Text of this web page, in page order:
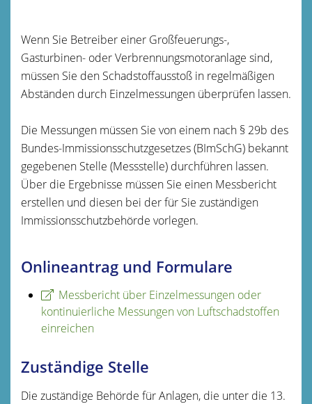
Wenn Sie Betreiber einer Großfeuerungs-,
Gasturbinen- oder Verbrennungsmotoranlage sind,
müssen Sie den Schadstoffausstoß in regelmäßigen
Abständen durch Einzelmessungen überprüfen lassen.
Die Messungen müssen Sie von einem nach § 29b des
Bundes-Immissionsschutzgesetzes (BImSchG) bekannt
gegebenen Stelle (Messstelle) durchführen lassen.
Über die Ergebnisse müssen Sie einen Messbericht
erstellen und diesen bei der für Sie zuständigen
Immissionsschutzbehörde vorlegen.
Onlineantrag und Formulare
Messbericht über Einzelmessungen oder
kontinuierliche Messungen von Luftschadstoffen
einreichen
Zuständige Stelle
Die zuständige Behörde für Anlagen, die unter die 13.